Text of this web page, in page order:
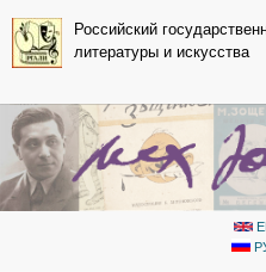
Перейти
Российский
литературы и искусства